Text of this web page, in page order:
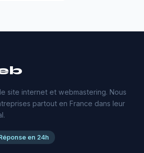
site internet et webmastering. Nous
partout en France dans leur
en 24h